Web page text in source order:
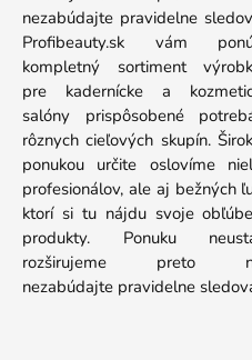
nezabúdajte pravidelne
Profibeauty.sk vám
kompletný sortiment
pre kadernícke a
salóny prispôsobené
rôznych cieľových skupín.
ponukou určite oslovíme
profesionálov, ale aj bežných
ktorí si tu nájdu svoje
produkty. Ponuku
rozširujeme preto
nezabúdajte pravidelne